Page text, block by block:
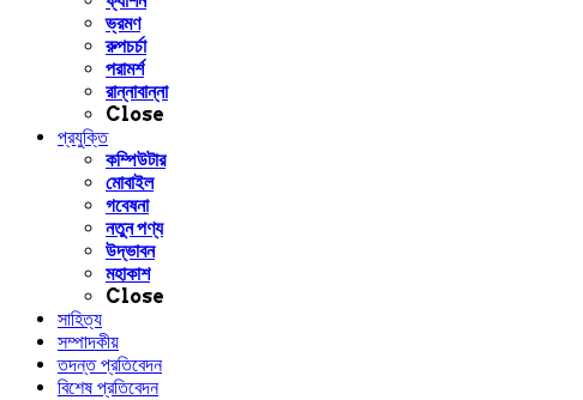
ভ্রমণ
রুপচর্চা
পরামর্শ
রান্নাবান্না
Close
প্রযুক্তি
কম্পিউটার
মোবাইল
গবেষনা
নতুন পণ্য
উদ্ভাবন
মহাকাশ
Close
সাহিত্য
সম্পাদকীয়
তদন্ত প্রতিবেদন
বিশেষ প্রতিবেদন